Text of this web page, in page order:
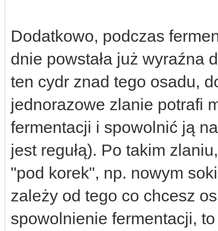
Dodatkowo, podczas
dnie powstała już wyraźna
ten cydr znad tego osadu,
jednorazowe zlanie potrafi
fermentacji i spowolnić ją
jest regułą). Po takim
"pod korek", np. nowym
zależy od tego co chcesz
spowolnienie fermentacji,